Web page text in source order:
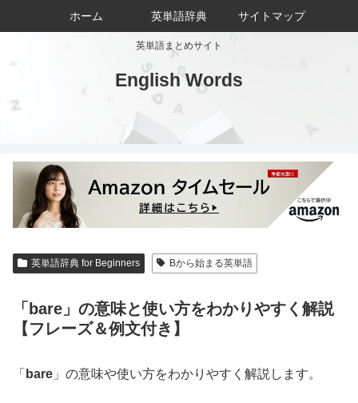
英単語まとめサイト
English Words
ホーム 英単語辞典 サイトマップ
英単語辞典 for Beginners Bから始まる英単語
「bare」の意味と使い方をわかりやすく解説
【フレーズ＆例文付き】
「 bare 」の意味や使い方をわかりやすく解説します。